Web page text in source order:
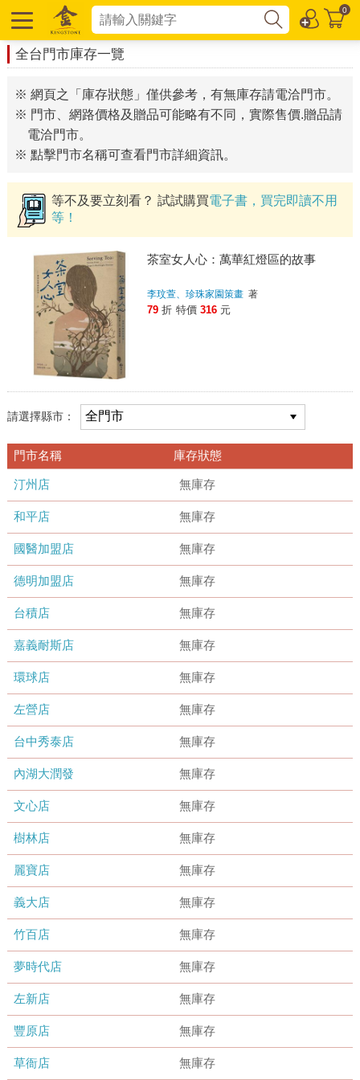
0
全台門市庫存一覽
※ 網頁之「庫存狀態」僅供參考，有無庫存請電洽門市。
※ 門市、網路價格及贈品可能略有不同，實際售價.贈品請
電洽門市。
※ 點擊門市名稱可查看門市詳細資訊。
等不及要立刻看？ 試試購買電子書，買完即讀不用
等！
茶室女人心：萬華紅燈區的故事
李玟萱、珍珠家園策畫 著
79 折 特價 316 元
請選擇縣市：
門市名稱 庫存狀態
汀州店 無庫存
和平店 無庫存
國醫加盟店 無庫存
德明加盟店 無庫存
台積店 無庫存
嘉義耐斯店 無庫存
環球店 無庫存
左營店 無庫存
台中秀泰店 無庫存
內湖大潤發 無庫存
文心店 無庫存
樹林店 無庫存
麗寶店 無庫存
義大店 無庫存
竹百店 無庫存
夢時代店 無庫存
左新店 無庫存
豐原店 無庫存
草衙店 無庫存